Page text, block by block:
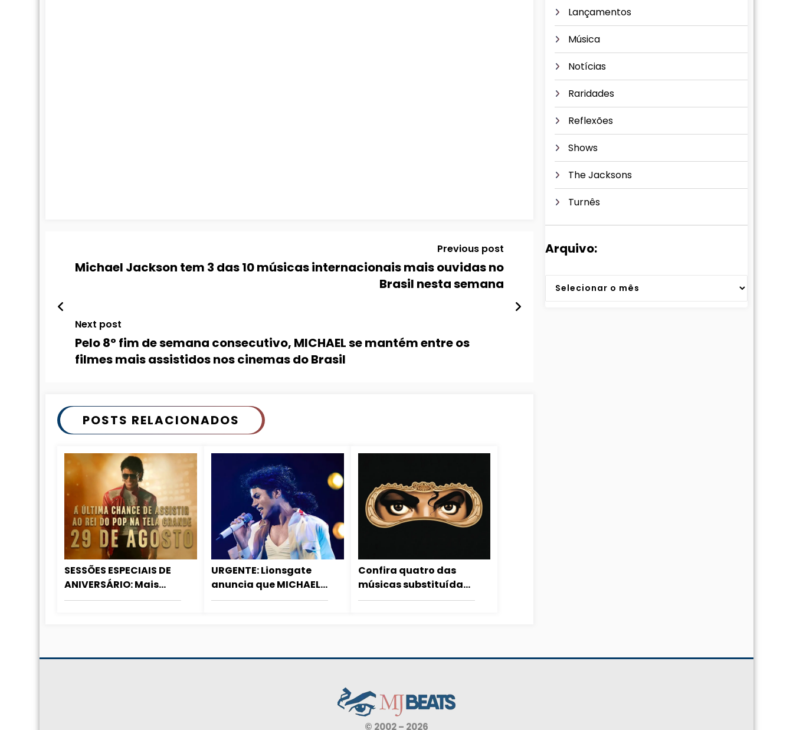
Previous post
Michael Jackson tem 3 das 10 músicas internacionais mais ouvidas no
Brasil nesta semana
Next post
Pelo 8º fim de semana consecutivo, MICHAEL se mantém entre os
filmes mais assistidos nos cinemas do Brasil
POSTS RELACIONADOS
SESSÕES ESPECIAIS DE
ANIVERSÁRIO: Mais
cidades aderem ao
URGENTE: Lionsgate
anuncia que MICHAEL 2
será lançado entre o
Confira quatro das
músicas substituídas
de última hora no
Lançamentos
Música
Notícias
Raridades
Reflexões
Shows
The Jacksons
Turnês
Arquivo:
Arquivos
© 2002 – 2026